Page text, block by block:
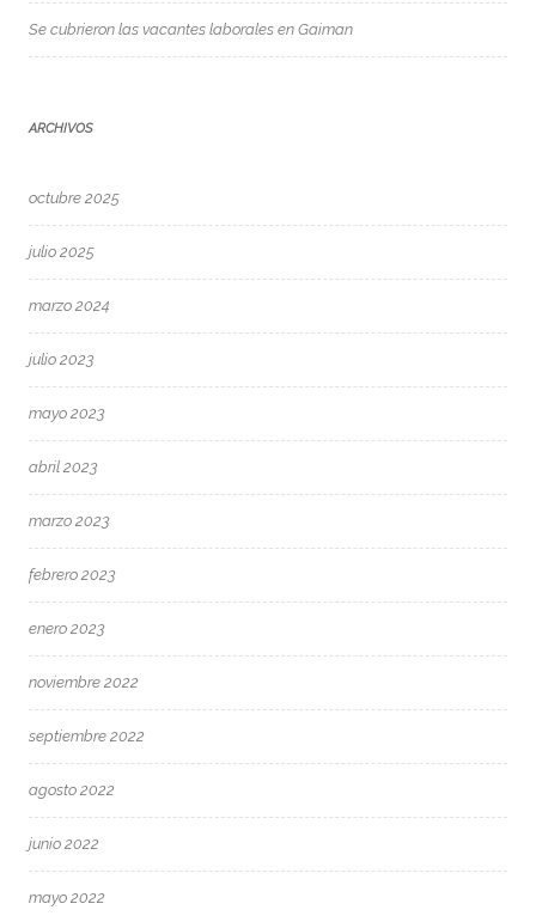
Se cubrieron las vacantes laborales en Gaiman
ARCHIVOS
octubre 2025
julio 2025
marzo 2024
julio 2023
mayo 2023
abril 2023
marzo 2023
febrero 2023
enero 2023
noviembre 2022
septiembre 2022
agosto 2022
junio 2022
mayo 2022